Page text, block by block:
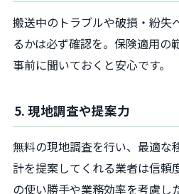
搬送中のトラブルや破損・紛失
るかは必ず確認を。保険適用の
事前に聞いておくと安心です。
5. 現地調査や提案力
無料の現地調査を行い、最適な
計を提案してくれる業者は信頼
の使い勝手や業務効率を考慮し